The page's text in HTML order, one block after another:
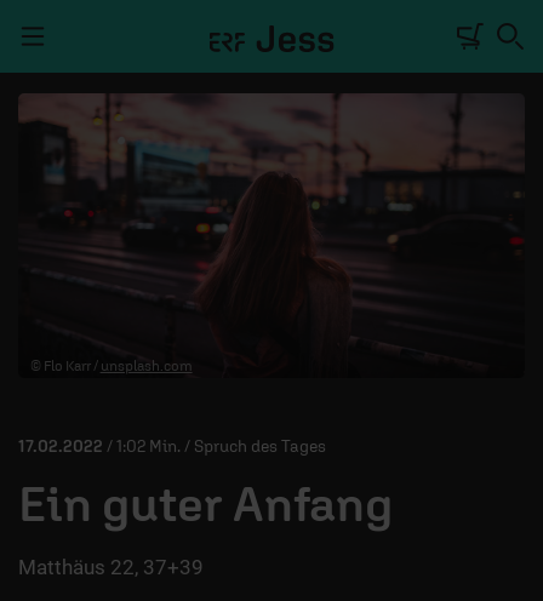
TALKWERK
MITMACHEN
ÜBER UNS
© Flo Karr / unsplash.com
17.02.2022 / 1:02 Min. / Spruch des Tages
Ein guter Anfang
Matthäus 22, 37+39